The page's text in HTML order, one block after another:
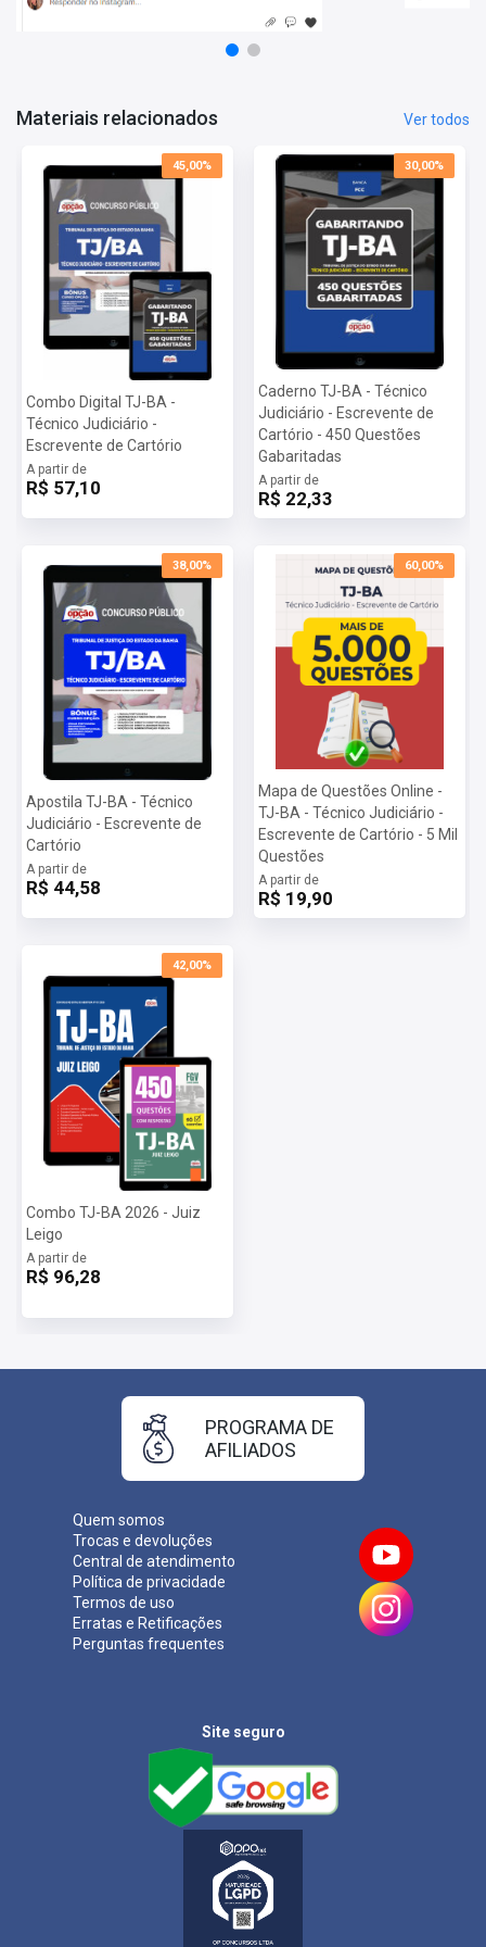
Noções de Direito Administrativo
Vagas: 7 vagas
De 11/04/2023 a 10/05/2023
Salário:
R$ 6.111,82
Taxa de Inscrição:R$ 120,00
Provas:23/07/2023
Organizadora:FCC
Materiais relacionados Ver todos
45,00%
Combo Digital TJ-BA -
Técnico Judiciário -
Escrevente de Cartório
A partir de
R$ 57,10
30,00%
Caderno TJ-BA - Técnico
Judiciário - Escrevente de
Cartório - 450 Questões
Gabaritadas
A partir de
R$ 22,33
38,00%
Apostila TJ-BA - Técnico
Judiciário - Escrevente de
Cartório
A partir de
R$ 44,58
60,00%
Mapa de Questões Online -
TJ-BA - Técnico Judiciário -
Escrevente de Cartório - 5 Mil
Questões
A partir de
R$ 19,90
42,00%
Combo TJ-BA 2026 - Juiz
Leigo
A partir de
R$ 96,28
Quem somos
Trocas e devoluções
Central de atendimento
Política de privacidade
Termos de uso
Erratas e Retificações
Perguntas frequentes
PROGRAMA DE
AFILIADOS
Site seguro